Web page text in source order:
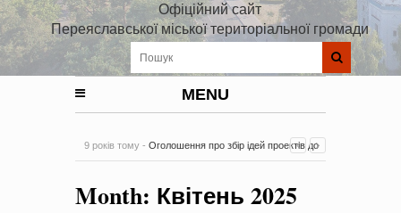
Офіційний сайт
Переяславської міської територіальної громади
MENU
9 років тому - Оголошення про збір ідей проектів до
на період 2018 – 2020 роки Оголошення про збір ідей
проектів-0 Коментарів
Month: Квітень 2025